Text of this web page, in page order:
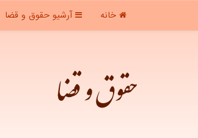
خانه آرشیو حقوق و قضا
حقوق و قضا